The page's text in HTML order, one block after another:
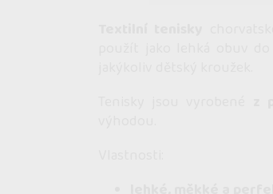
použít jako lehká obuv